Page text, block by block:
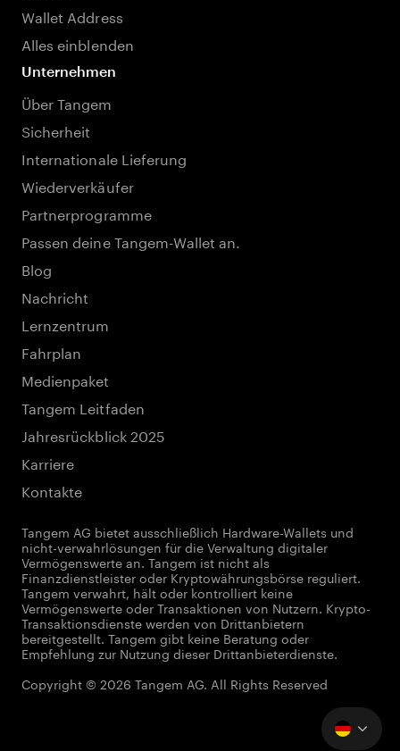
Wallet Address
Alles einblenden
Unternehmen
Über Tangem
Sicherheit
Internationale Lieferung
Wiederverkäufer
Partnerprogramme
Passen deine Tangem-Wallet an.
Blog
Nachricht
Lernzentrum
Fahrplan
Medienpaket
Tangem Leitfaden
Jahresrückblick 2025
Karriere
Kontakte
Tangem AG bietet ausschließlich Hardware-Wallets und
nicht-verwahrlösungen für die Verwaltung digitaler
Vermögenswerte an. Tangem ist nicht als
Finanzdienstleister oder Kryptowährungsbörse reguliert.
Tangem verwahrt, hält oder kontrolliert keine
Vermögenswerte oder Transaktionen von Nutzern. Krypto-
Transaktionsdienste werden von Drittanbietern
bereitgestellt. Tangem gibt keine Beratung oder
Empfehlung zur Nutzung dieser Drittanbieterdienste.